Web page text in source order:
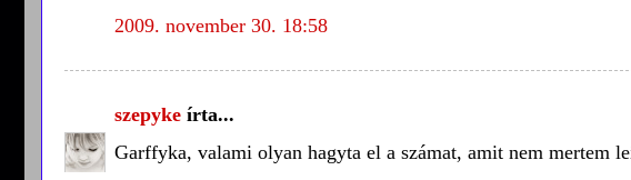
2009. november 30. 18:58
szepyke írta...
Garffyka, valami olyan hagyta el a számat, amit nem mertem